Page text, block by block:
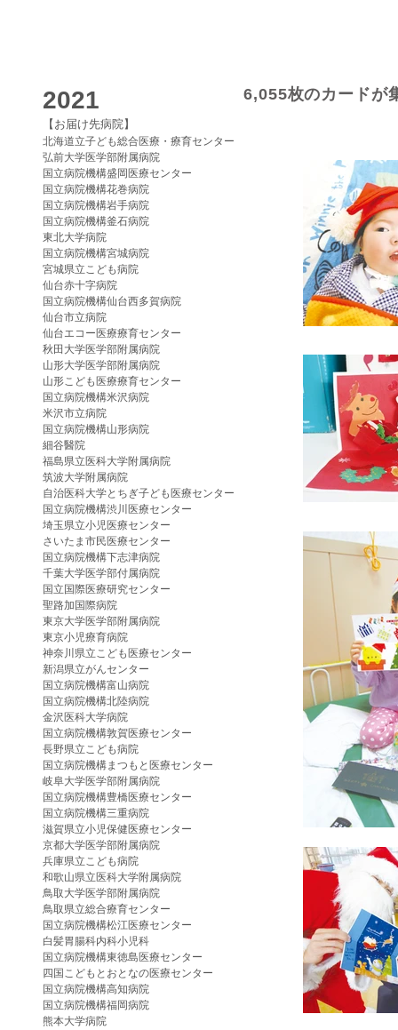
6,055枚のカードが
2021
【お届け先病院】
北海道立子ども総合医療・療育センター
弘前大学医学部附属病院
国立病院機構盛岡医療センター
国立病院機構花巻病院
国立病院機構岩手病院
国立病院機構釜石病院
東北大学病院
国立病院機構宮城病院
宮城県立こども病院
仙台赤十字病院
国立病院機構仙台西多賀病院
仙台市立病院
仙台エコー医療療育センター
秋田大学医学部附属病院
山形大学医学部附属病院
山形こども医療療育センター
国立病院機構米沢病院
米沢市立病院
国立病院機構山形病院
細谷醫院
福島県立医科大学附属病院
筑波大学附属病院
自治医科大学とちぎ子ども医療センター
国立病院機構渋川医療センター
埼玉県立小児医療センター
さいたま市民医療センター
国立病院機構下志津病院
千葉大学医学部付属病院
国立国際医療研究センター
聖路加国際病院
東京大学医学部附属病院
東京小児療育病院
神奈川県立こども医療センター
新潟県立がんセンター
国立病院機構富山病院
国立病院機構北陸病院
金沢医科大学病院
国立病院機構敦賀医療センター
長野県立こども病院
国立病院機構まつもと医療センター
岐阜大学医学部附属病院
国立病院機構豊橋医療センター
国立病院機構三重病院
滋賀県立小児保健医療センター
京都大学医学部附属病院
兵庫県立こども病院
和歌山県立医科大学附属病院
鳥取大学医学部附属病院
鳥取県立総合療育センター
国立病院機構松江医療センター
白髪胃腸科内科小児科
国立病院機構東徳島医療センター
四国こどもとおとなの医療センター
国立病院機構高知病院
国立病院機構福岡病院
熊本大学病院